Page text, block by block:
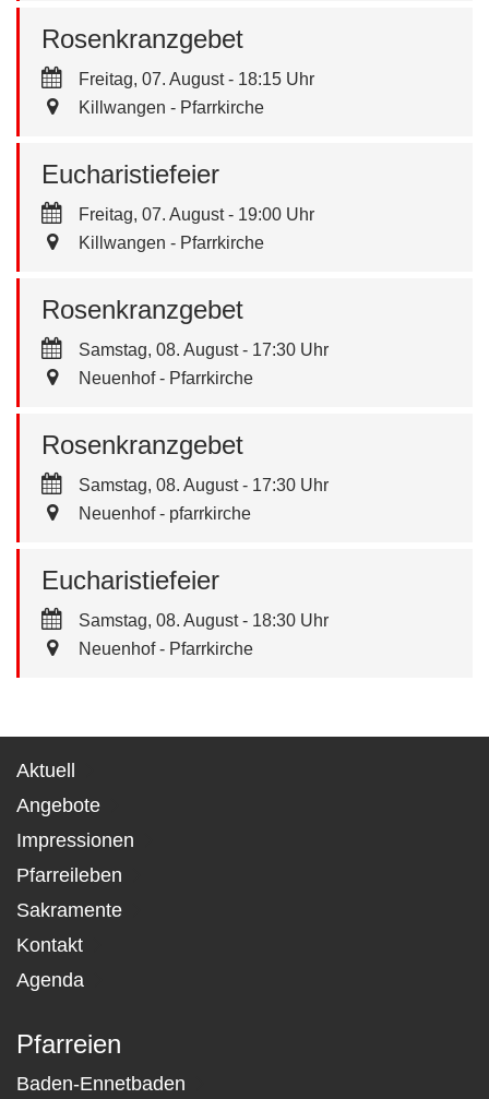
Freitag, 07. August - 18:15 Uhr
Killwangen - Pfarrkirche
Rosenkranzgebet
Freitag, 07. August - 19:00 Uhr
Killwangen - Pfarrkirche
Eucharistiefeier
Samstag, 08. August - 17:30 Uhr
Neuenhof - Pfarrkirche
Rosenkranzgebet
Samstag, 08. August - 17:30 Uhr
Neuenhof - pfarrkirche
Rosenkranzgebet
Samstag, 08. August - 18:30 Uhr
Neuenhof - Pfarrkirche
Eucharistiefeier
Aktuell
Angebote
Impressionen
Pfarreileben
Sakramente
Kontakt
Agenda
Pfarreien
Baden-Ennetbaden